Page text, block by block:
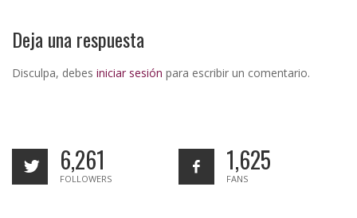
Deja una respuesta
Disculpa, debes iniciar sesión para escribir un comentario.
6,261
FOLLOWERS
1,625
FANS